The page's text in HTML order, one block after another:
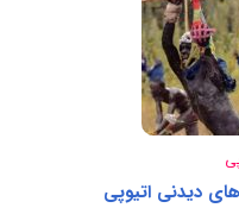
دیدنی اتیوپی